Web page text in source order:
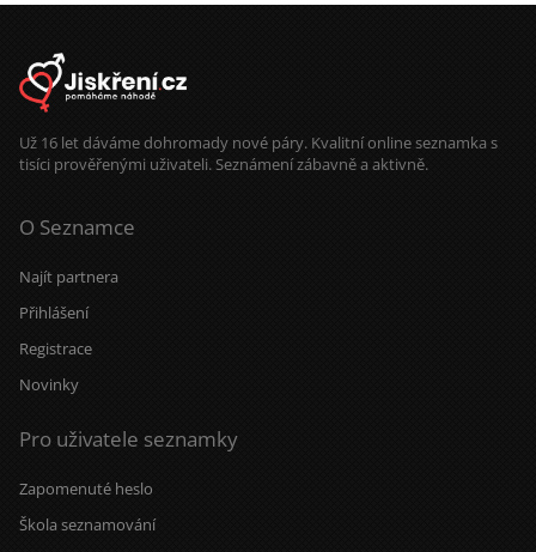
Už 16 let dáváme dohromady nové páry. Kvalitní online seznamka s
tisíci prověřenými uživateli. Seznámení zábavně a aktivně.
O Seznamce
Najít partnera
Přihlášení
Registrace
Novinky
Pro uživatele seznamky
Zapomenuté heslo
Škola seznamování